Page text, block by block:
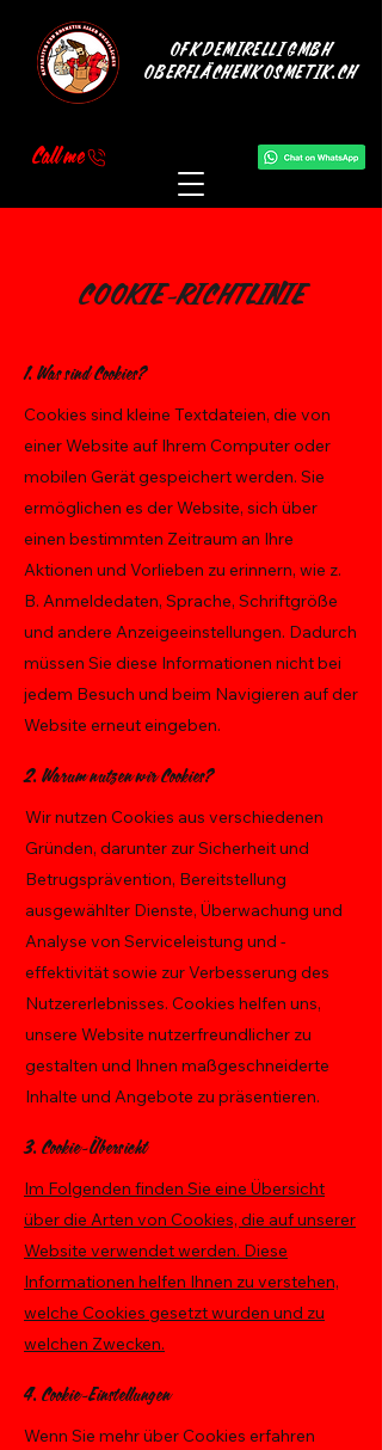
OFK DEMIRELLI GMBH
OBERFLÄCHENKOSMETIK.CH
Call me
COOKIE-RICHTLINIE
1. Was sind Cookies?
Cookies sind kleine Textdateien, die von
einer Website auf Ihrem Computer oder
mobilen Gerät gespeichert werden. Sie
ermöglichen es der Website, sich über
einen bestimmten Zeitraum an Ihre
Aktionen und Vorlieben zu erinnern, wie z.
B. Anmeldedaten, Sprache, Schriftgröße
und andere Anzeigeeinstellungen. Dadurch
müssen Sie diese Informationen nicht bei
jedem Besuch und beim Navigieren auf der
Website erneut eingeben.
2. Warum nutzen wir Cookies?
Wir nutzen Cookies aus verschiedenen
Gründen, darunter zur Sicherheit und
Betrugsprävention, Bereitstellung
ausgewählter Dienste, Überwachung und
Analyse von Serviceleistung und -
effektivität sowie zur Verbesserung des
Nutzererlebnisses. Cookies helfen uns,
unsere Website nutzerfreundlicher zu
gestalten und Ihnen maßgeschneiderte
Inhalte und Angebote zu präsentieren.
3. Cookie-Übersicht
Im Folgenden finden Sie eine Übersicht
über die Arten von Cookies, die auf unserer
Website verwendet werden. Diese
Informationen helfen Ihnen zu verstehen,
welche Cookies gesetzt wurden und zu
welchen Zwecken.
4. Cookie-Einstellungen
Wenn Sie mehr über Cookies erfahren